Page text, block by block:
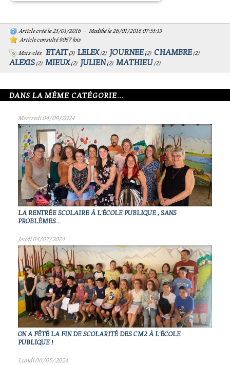
Article créé le 25/01/2016 - Modifié le 26/01/2016 07:55:13
Article consulté 9067 fois
Mots-clés
ETAIT (3) LELEX(2) JOURNEE (2) CHAMBRE (2)
ALEXIS (2) MIEUX(2) JULIEN (2) MATHIEU (2)
DANS LA MÊME CATÉGORIE...
Mercredi 04/09/2024
LA RENTRÉE SCOLAIRE À L'ÉCOLE PUBLIQUE , SANS
PROBLÈMES...
Jeudi 04/07/2024
ON A FÊTÉ LA FIN DE SCOLARITÉ DES CM2 À L'ÉCOLE
PUBLIQUE !
Lundi 06/05/2024